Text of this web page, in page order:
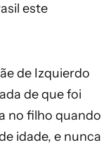
este
de Izquierdo
de que foi
no filho quando
idade, e nunca